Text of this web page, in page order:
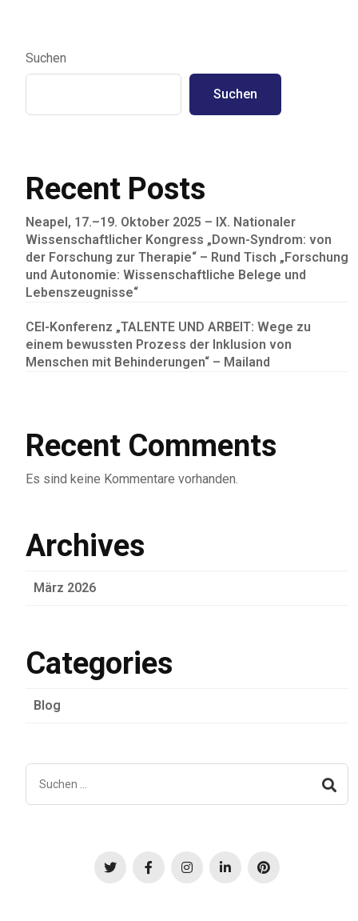
Suchen
Suchen
Recent Posts
Neapel, 17.–19. Oktober 2025 – IX. Nationaler
Wissenschaftlicher Kongress „Down-Syndrom: von
der Forschung zur Therapie“ – Rund Tisch „Forschung
und Autonomie: Wissenschaftliche Belege und
Lebenszeugnisse“
CEI-Konferenz „TALENTE UND ARBEIT: Wege zu
einem bewussten Prozess der Inklusion von
Menschen mit Behinderungen“ – Mailand
Recent Comments
Es sind keine Kommentare vorhanden.
Archives
März 2026
Categories
Blog